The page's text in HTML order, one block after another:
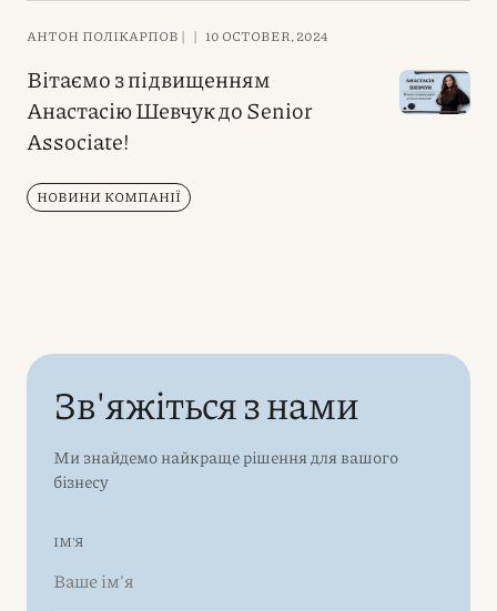
АНТОН ПОЛІКАРПОВ | | 10 OCTOBER, 2024
Вітаємо з підвищенням
Анастасію Шевчук до Senior
Associate!
НОВИНИ КОМПАНІЇ
Зв'яжіться з нами
Ми знайдемо найкраще рішення для вашого
бізнесу
ІМ'Я